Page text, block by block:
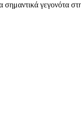
σημαντικά γεγονότα